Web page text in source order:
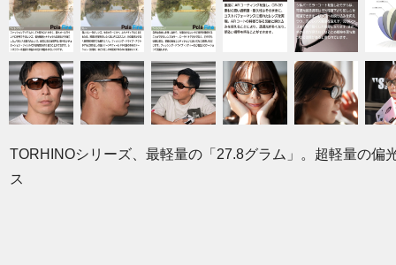
TORHINOシリーズ、最軽量の「27.8グラム」。超軽量の偏
ス